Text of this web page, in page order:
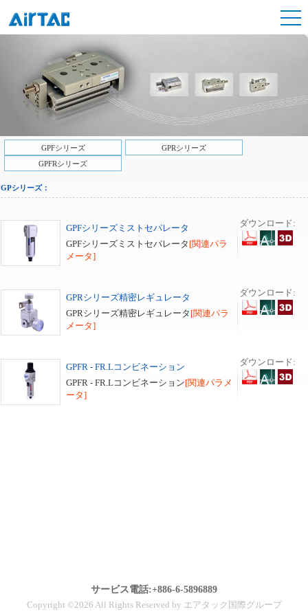
GPFシリーズ
GPRシリーズ
GPFRシリーズ
GPシリーズ：
GPFシリーズミストセパレータ
GPFシリーズミストセパレータ [関連パラ
メータ]
ダウンロード:
GPRシリーズ精密レギュレータ
GPRシリーズ精密レギュレータ [関連パラ
メータ]
ダウンロード:
GPFR - FR.Lコンビネーション
GPFR - FR.Lコンビネーション[関連パラメ
ータ]
ダウンロード:
サービス電話:+886-6-5896889
Copyright ©2026 All Rights Reserved by エアタック国際グループ